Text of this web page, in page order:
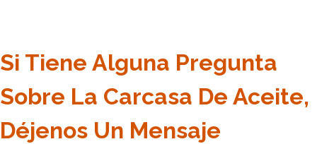
Si Tiene Alguna Pregunta
Sobre La Carcasa De Aceite,
Déjenos Un Mensaje